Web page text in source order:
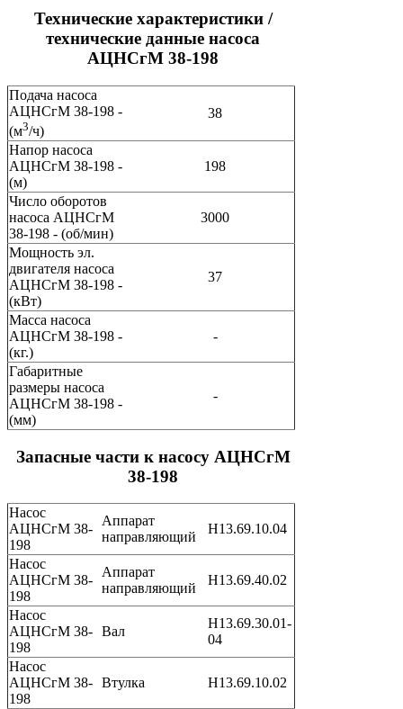
Технические характеристики /
технические данные насоса
АЦНСгМ 38-198
Подача насоса
АЦНСгМ 38-198 -
(м3/ч)
38
Напор насоса
АЦНСгМ 38-198 -
(м)
198
Число оборотов
насоса АЦНСгМ
38-198 - (об/мин)
3000
Мощность эл.
двигателя насоса
АЦНСгМ 38-198 -
(кВт)
37
Масса насоса
АЦНСгМ 38-198 -
(кг.)
-
Габаритные
размеры насоса
АЦНСгМ 38-198 -
(мм)
-
Запасные части к насосу АЦНСгМ
38-198
Насос
АЦНСгМ 38-
198
Аппарат
направляющий
Н13.69.10.04
Насос
АЦНСгМ 38-
198
Аппарат
направляющий
Н13.69.40.02
Насос
АЦНСгМ 38-
198
Вал
Н13.69.30.01-
04
Насос
АЦНСгМ 38-
198
Втулка Н13.69.10.02